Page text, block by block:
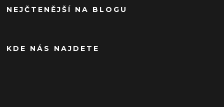
NEJČTENĚJŠÍ NA BLOGU
KDE NÁS NAJDETE